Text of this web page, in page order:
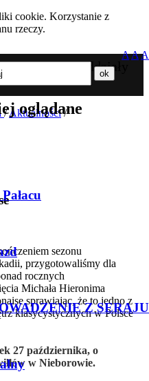
cookie. Korzystanie z
rzeczy.
Nasze oddziały
oglądane
Z SERAJU
AAA
/Aktualności/
sezonu
przygotowaliśmy dla
rocznych
Michała Hieronima
sprawiając, że to jedno z
klasycystycznych w Polsce
27 października, o
w Nieborowie.